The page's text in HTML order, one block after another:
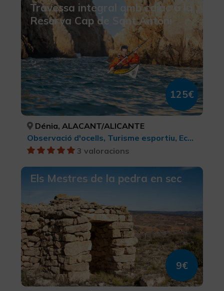
Travessa integral amb caiac a la
Reserva Cap de Sant Antoni
125€
Dénia, ALACANT/ALICANTE
Observació d'ocells, Turisme esportiu, Ecoturisme, Parcs Naturals, Turisme cultural, Turisme rural i natural, Turisme actiu-aventura, Activitats nàutiques
3 valoracions
Els Mestres de la pedra en sec
9€